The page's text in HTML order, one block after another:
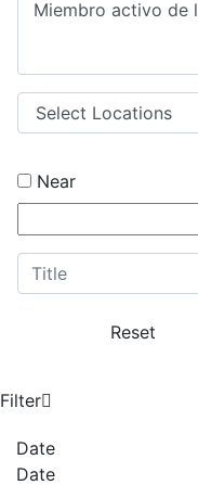
Near
Reset
Filter
Date
Date